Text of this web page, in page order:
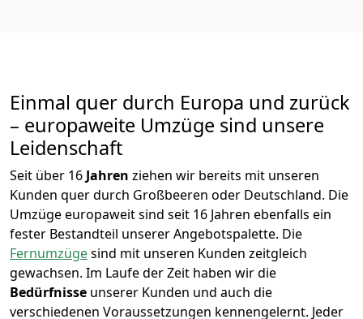
Einmal quer durch Europa und zurück
– europaweite Umzüge sind unsere
Leidenschaft
Seit über 16 Jahren ziehen wir bereits mit unseren
Kunden quer durch Großbeeren oder Deutschland. Die
Umzüge europaweit sind seit 16 Jahren ebenfalls ein
fester Bestandteil unserer Angebotspalette. Die
Fernumzügesind mit unseren Kunden zeitgleich
gewachsen. Im Laufe der Zeit haben wir die
Bedürfnisse unserer Kunden und auch die
verschiedenen Voraussetzungen kennengelernt. Jeder